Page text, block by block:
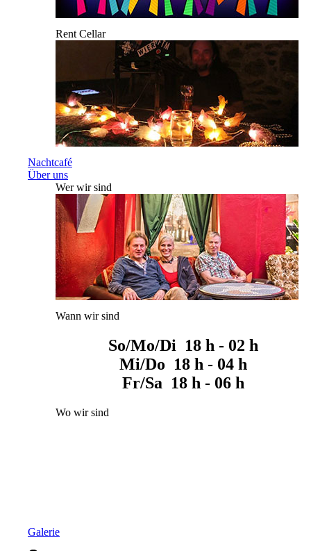
Rent Cellar
Nachtcafé
Über uns
Wer wir sind
Wann wir sind
So/Mo/Di 18 h - 02 h
Mi/Do 18 h - 04 h
Fr/Sa 18 h - 06 h
Wo wir sind
Galerie